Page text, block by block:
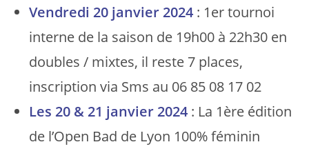
Vendredi 20 janvier 2024 : 1er tournoi
interne de la saison de 19h00 à 22h30 en
doubles / mixtes, il reste 7 places,
inscription via Sms au 06 85 08 17 02
Les 20 & 21 janvier 2024 : La 1ère édition
de l’Open Bad de Lyon 100% féminin